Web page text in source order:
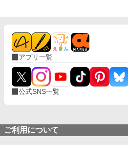
アプリ一覧
公式SNS一覧
ご利用について